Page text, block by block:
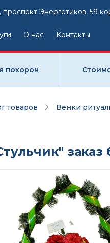
проспект Энергетиков, 59
О нас Контакты
похорон
товаров Венки
заказ